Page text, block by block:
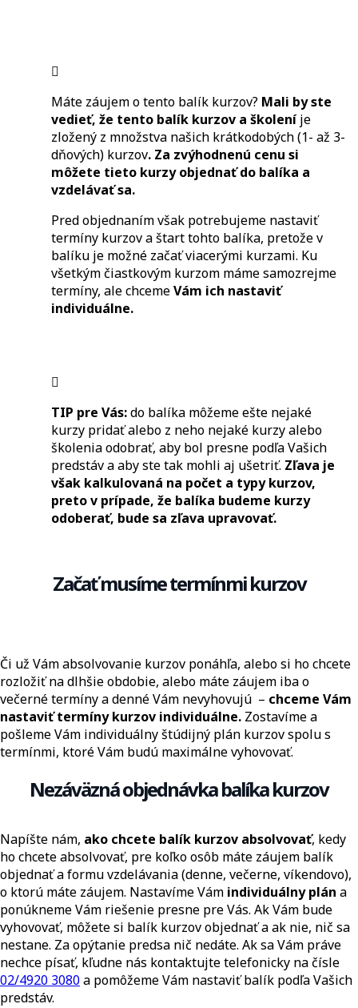
Máte záujem o tento balík kurzov? Mali by ste
vedieť, že tento balík kurzov a školeníje
zložený z množstva našich krátkodobých (1- až 3-
dňových) kurzov. Za zvýhodnenú cenu si
môžete tieto kurzy objednať do balíka a
vzdelávať sa.
Pred objednaním však potrebujeme nastaviť
termíny kurzov a štart tohto balíka, pretože v
balíku je možné začať viacerými kurzami. Ku
všetkým čiastkovým kurzom máme samozrejme
termíny, ale chcemeVám ich nastaviť
individuálne.
TIP pre Vás:do balíka môžeme ešte nejaké
kurzy pridať alebo z neho nejaké kurzy alebo
školenia odobrať, aby bol presne podľa Vašich
predstáv a aby ste tak mohli aj ušetriť. Zľava je
však kalkulovaná na počet a typy kurzov,
preto v prípade, že balíka budeme kurzy
odoberať, bude sa zľava upravovať.
Začať musíme termínmi kurzov
Či už Vám absolvovanie kurzov ponáhľa, alebo si ho chcete
rozložiť na dlhšie obdobie, alebo máte záujem iba o
večerné termíny a denné Vám nevyhovujú – chceme Vám
nastaviť termíny kurzov individuálne. Zostavíme a
pošleme Vám individuálny štúdijný plán kurzov spolu s
termínmi, ktoré Vám budú maximálne vyhovovať.
Nezáväzná objednávka balíka kurzov
Napíšte nám, ako chcete balík kurzov absolvovať, kedy
ho chcete absolvovať, pre koľko osôb máte záujem balík
objednať a formu vzdelávania (denne, večerne, víkendovo),
o ktorú máte záujem. Nastavíme Vám individuálny plán a
ponúkneme Vám riešenie presne pre Vás. Ak Vám bude
vyhovovať, môžete si balík kurzov objednať a ak nie, nič sa
nestane. Za opýtanie predsa nič nedáte. Ak sa Vám práve
nechce písať, kľudne nás kontaktujte telefonicky na čísle
02/4920 3080a pomôžeme Vám nastaviť balík podľa Vašich
predstáv.